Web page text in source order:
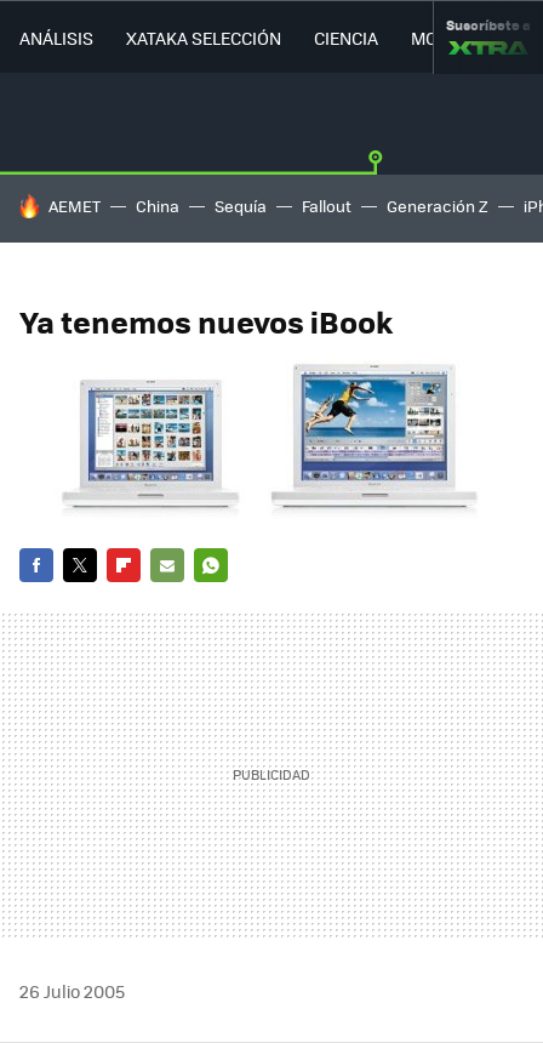
ANÁLISIS XATAKA SELECCIÓN CIENCIA MOVILIDAD
Suscríbete a
HOY SE HABLA DE
AEMET China Sequía Fallout Generación Z
Ya tenemos nuevos iBook
MAIL
26 Julio 2005